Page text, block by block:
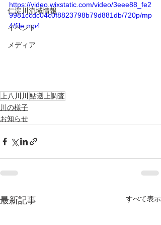
仁淀川流域情報
イベント
メディア
https://video.wixstatic.com/video/3eee88_fe2
9981ccdc04c0f8823798b79d881db/720p/mp
4/file.mp4
上八川川 鮎遡上調査
川の様子
お知らせ
最新記事 すべて表示